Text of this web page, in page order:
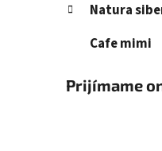
Natura
Cafe mimi
Prijímame